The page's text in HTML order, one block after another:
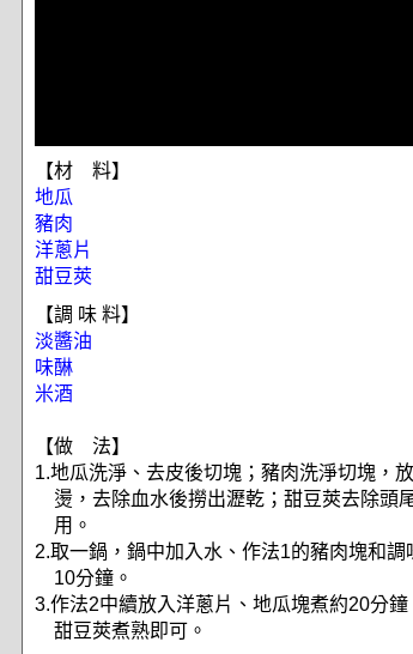
【材 料】
地瓜
豬肉
洋蔥片
甜豆莢
【調 味 料】
淡醬油
味醂
米酒
【做 法】
1.地瓜洗淨、去皮後切塊；豬肉洗淨切塊，
燙，去除血水後撈出瀝乾；甜豆莢去除頭
用。
2.取一鍋，鍋中加入水、作法1的豬肉塊和調
10分鐘。
3.作法2中續放入洋蔥片、地瓜塊煮約20分鐘
甜豆莢煮熟即可。